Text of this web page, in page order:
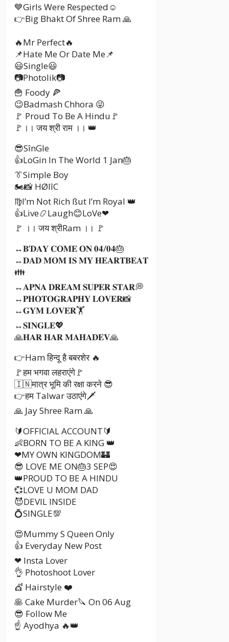
💙Girls Were Respected☺
👉Big Bhakt Of Shree Ram 🙏
🔥Mr Perfect🔥
📌Hate Me Or Date Me📌
😃Single😃
📷Photolik📷
🍟 Foody 🍕
😉Badmash Chhora 😜
🚩 Proud To Be A Hindu🚩
🚩।। जय श्री राम ।। 👑
😎SînGle
👍LoGin In The World 1 Jan🎂
👔Simple Boy
🏍📸 HØlîC
♍I’m Not Rich ßut I’m Royal 👑
👍Live📿Laugh😊LoVe❤
🚩 ।। जय श्रीRam ।। 🚩
↔𝐁’𝐃𝐀𝐘 𝐂𝐎𝐌𝐄 𝐎𝐍 𝟎𝟒/𝟎𝟒🎂
↔𝐃𝐀𝐃 𝐌𝐎𝐌 𝐈𝐒 𝐌𝐘 𝐇𝐄𝐀𝐑𝐓𝐁𝐄𝐀𝐓
👪
↔𝐀𝐏𝐍𝐀 𝐃𝐑𝐄𝐀𝐌 𝐒𝐔𝐏𝐄𝐑 𝐒𝐓𝐀𝐑💭
↔𝐏𝐇𝐎𝐓𝐎𝐆𝐑𝐀𝐏𝐇𝐘 𝐋𝐎𝐕𝐄𝐑📸
↔𝐆𝐘𝐌 𝐋𝐎𝐕𝐄𝐑🏋️
↔𝐒𝐈𝐍𝐆𝐋𝐄💖
🙏𝐇𝐀𝐑 𝐇𝐀𝐑 𝐌𝐀𝐇𝐀𝐃𝐄𝐕🙏
👉Ham हिन्दू है बबरशेर 🔥
🚩हम भगवा लहराएंगे🚩
🇮🇳मात्र भूमि की रक्षा करने 😎
👉हम Talwar उठाएंगे🗡️
🙏 Jay Shree Ram 🙏
🔰OFFICIAL ACCOUNT🔰
👶BORN TO BE A KING 👑
❤MY OWN KINGDOM🏰
😎 LOVE ME ON🎂3 SEP😍
👑PROUD TO BE A HINDU
💞LOVE U MOM DAD
😈DEVIL INSIDE
💍SINGLE💯
😍Mummy S Queen Only
👍 Everyday New Post
❤ Insta Lover
👌 Photoshoot Lover
💇 Hairstyle ❤️
🥞 Cake Murder🔪 On 06 Aug
😎 Follow Me
☝️ Ayodhya 🔥👑